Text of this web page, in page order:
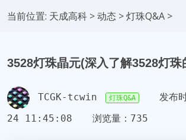
当前位置: 天成高科 >动态 >灯珠Q&A >
3528灯珠晶元(深入了解3528灯珠
TCGK-tcwin 灯珠Q&A
发布
24 11:45:08
浏览量：735